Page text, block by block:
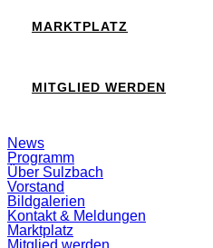
MARKTPLATZ
MITGLIED WERDEN
Suchfeld
ein-/ausblenden
News
Programm
Über Sulzbach
Vorstand
Bildgalerien
Kontakt & Meldungen
Marktplatz
Mitglied werden